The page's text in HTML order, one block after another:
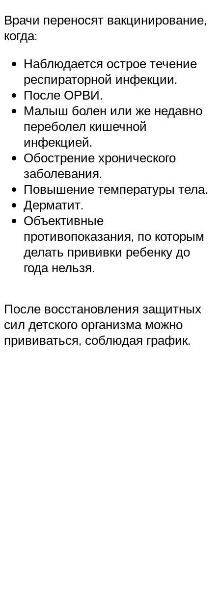
Врачи переносят вакцинирование,
когда:
Наблюдается острое течение
респираторной инфекции.
После ОРВИ.
Малыш болен или же недавно
переболел кишечной
инфекцией.
Обострение хронического
заболевания.
Повышение температуры тела.
Дерматит.
Объективные
противопоказания, по которым
делать прививки ребенку до
года нельзя.
После восстановления защитных
сил детского организма можно
прививаться, соблюдая график.